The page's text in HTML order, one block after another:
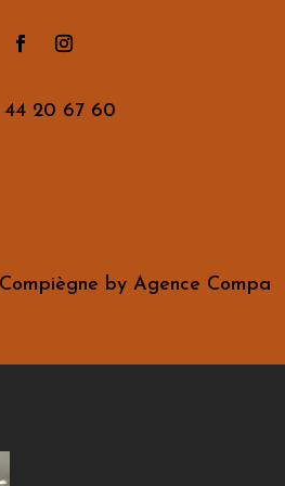
44 20 67 60
by Agence Compa